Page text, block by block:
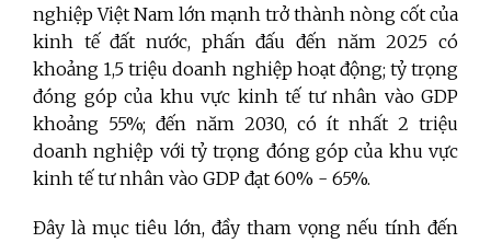
nghiệp Việt Nam lớn mạnh trở thành nòng cốt của
kinh tế đất nước, phấn đấu đến năm 2025 có
khoảng 1,5 triệu doanh nghiệp hoạt động; tỷ trọng
đóng góp của khu vực kinh tế tư nhân vào GDP
khoảng 55%; đến năm 2030, có ít nhất 2 triệu
doanh nghiệp với tỷ trọng đóng góp của khu vực
kinh tế tư nhân vào GDP đạt 60% - 65%.
Đây là mục tiêu lớn, đầy tham vọng nếu tính đến